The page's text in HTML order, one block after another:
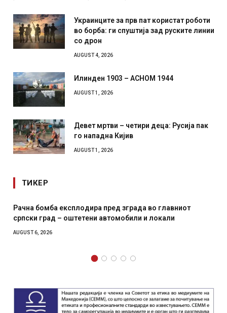
Украинците за прв пат користат роботи
во борба: ги спуштија зад руските линии
со дрон
AUGUST 4, 2026
Илинден 1903 – АСНОМ 1944
AUGUST 1, 2026
Девет мртви – четири деца: Русија пак
го нападна Кијив
AUGUST 1, 2026
ТИКЕР
бомба експлодира пред зграда во главниот
град – оштетени автомобили и локали
6, 2026